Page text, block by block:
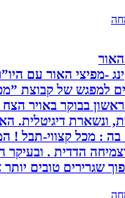
האור עם היו”ר
של קבוצת ”מפיצי
בבוקר באויר הצח של
דיגיטלית. האנשים
קצווי-תבל !
הדדית . ובעיקר
טובים יותר אחד